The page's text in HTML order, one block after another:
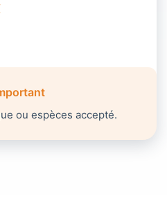
ou espèces accepté.